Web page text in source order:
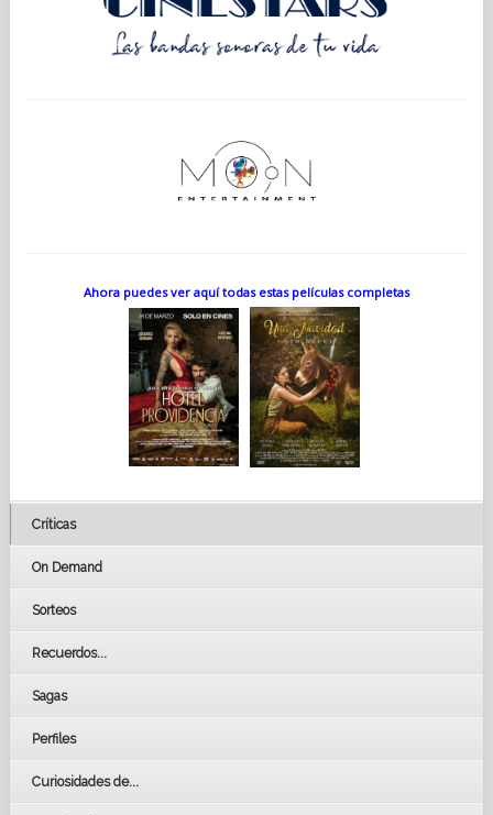
Ahora puedes ver aquí todas estas películas completas
Críticas
On Demand
Sorteos
Recuerdos...
Sagas
Perfiles
Curiosidades de...